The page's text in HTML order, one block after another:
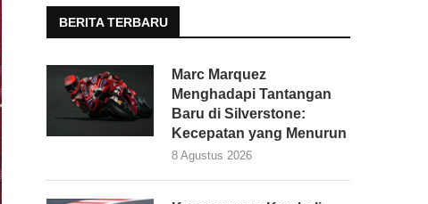
BERITA TERBARU
Marc Marquez
Menghadapi Tantangan
Baru di Silverstone:
Kecepatan yang Menurun
8 Agustus 2026